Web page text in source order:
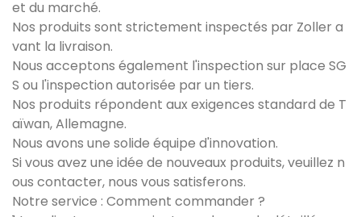
et du marché.
Nos produits sont strictement inspectés par Zoller a
vant la livraison.
Nous acceptons également l'inspection sur place SG
S ou l'inspection autorisée par un tiers.
Nos produits répondent aux exigences standard de T
aïwan, Allemagne.
Nous avons une solide équipe d'innovation.
Si vous avez une idée de nouveaux produits, veuillez n
ous contacter, nous vous satisferons.
Notre service : Comment commander ?